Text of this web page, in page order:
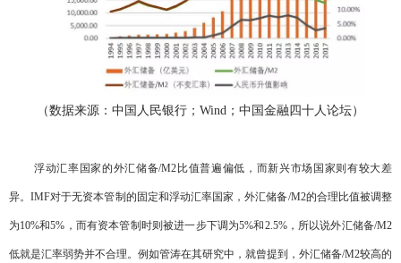
（数据来源：中国人民银行；Wind；中国金融四十人论坛）
浮动汇率国家的外汇储备/M2比值普遍偏低，而新兴市场国家则有较大差
异。IMF对于无资本管制的固定和浮动汇率国家，外汇储备/M2的合理比值被调整
为10%和5%，而有资本管制时则被进一步下调为5%和2.5%，所以说外汇储备/M2
低就是汇率弱势并不合理。例如管涛在其研究中，就曾提到，外汇储备/M2较高的